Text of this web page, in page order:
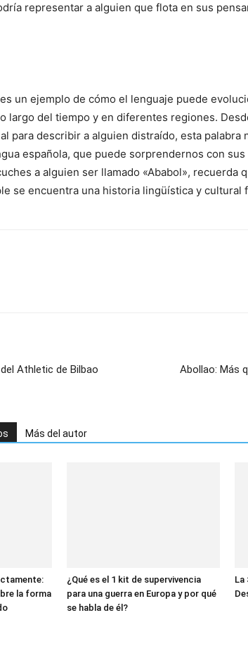
representar a alguien que flota en sus
es un ejemplo de cómo el lenguaje puede
largo del tiempo y en diferentes regiones.
para describir a alguien distraído, esta palabra
española, que puede sorprendernos con
a alguien ser llamado «Ababol», recuerda
se encuentra una historia lingüística y cultural
Athletic de Bilbao
Abollao: Más
Más del autor
la forma
¿Qué es el 1 kit de supervivencia
para una guerra en Europa y por qué
se habla de él?
La